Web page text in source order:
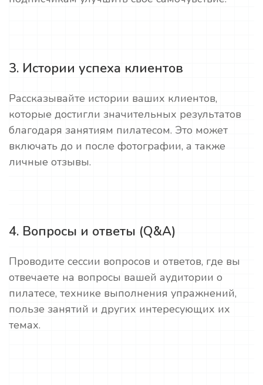
3. Истории успеха клиентов
Рассказывайте истории ваших клиентов,
которые достигли значительных результатов
благодаря занятиям пилатесом. Это может
включать до и после фотографии, а также
личные отзывы.
4. Вопросы и ответы (Q&A)
Проводите сессии вопросов и ответов, где вы
отвечаете на вопросы вашей аудитории о
пилатесе, технике выполнения упражнений,
пользе занятий и других интересующих их
темах.